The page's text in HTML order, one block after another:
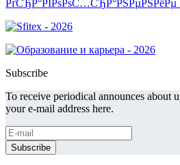
Subscribe
To receive periodical announces about
your e-mail address here.